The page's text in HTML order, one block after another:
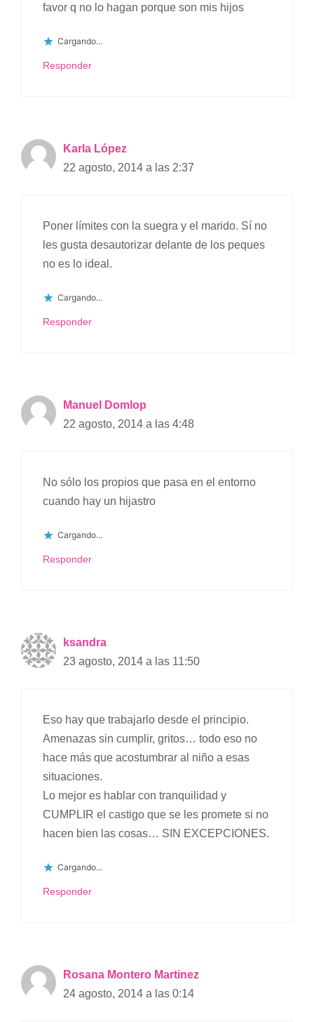
favor q no lo hagan porque son mis hijos
Cargando...
Responder
Karla López
22 agosto, 2014 a las 2:37
Poner límites con la suegra y el marido. Sí no
les gusta desautorizar delante de los peques
no es lo ideal.
Cargando...
Responder
Manuel Domlop
22 agosto, 2014 a las 4:48
No sólo los propios que pasa en el entorno
cuando hay un hijastro
Cargando...
Responder
ksandra
23 agosto, 2014 a las 11:50
Eso hay que trabajarlo desde el principio.
Amenazas sin cumplir, gritos… todo eso no
hace más que acostumbrar al niño a esas
situaciones.
Lo mejor es hablar con tranquilidad y
CUMPLIR el castigo que se les promete si no
hacen bien las cosas… SIN EXCEPCIONES.
Cargando...
Responder
Rosana Montero Martinez
24 agosto, 2014 a las 0:14